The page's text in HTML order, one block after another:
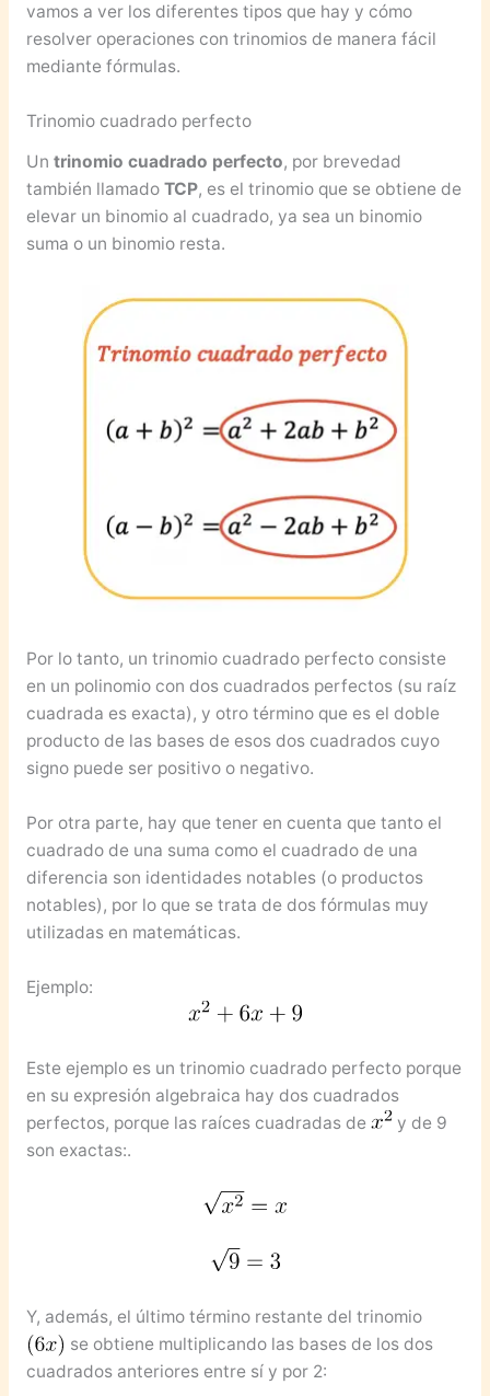
vamos a ver los diferentes tipos que hay y cómo
resolver operaciones con trinomios de manera fácil
mediante fórmulas.
Trinomio cuadrado perfecto
Un trinomio cuadrado perfecto, por brevedad
también llamado TCP, es el trinomio que se obtiene de
elevar un binomio al cuadrado, ya sea un binomio
suma o un binomio resta.
Por lo tanto, un trinomio cuadrado perfecto consiste
en un polinomio con dos cuadrados perfectos (su raíz
cuadrada es exacta), y otro término que es el doble
producto de las bases de esos dos cuadrados cuyo
signo puede ser positivo o negativo.
Por otra parte, hay que tener en cuenta que tanto el
cuadrado de una suma como el cuadrado de una
diferencia son identidades notables (o productos
notables), por lo que se trata de dos fórmulas muy
utilizadas en matemáticas.
Ejemplo:
Este ejemplo es un trinomio cuadrado perfecto porque
en su expresión algebraica hay dos cuadrados
perfectos, porque las raíces cuadradas de
y de 9
son exactas:.
Y, además, el último término restante del trinomio
se obtiene multiplicando las bases de los dos
cuadrados anteriores entre sí y por 2: